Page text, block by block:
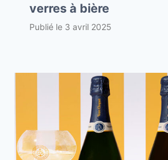
verres à bière
Publié le 3 avril 2025